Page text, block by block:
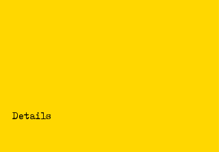
Details